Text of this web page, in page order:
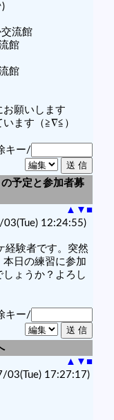
流館
館
館
お願いします
ます（≧∇≦）
キー/
予定と参加者募
▲ ▼ ■
12:24:55)
経験者です。突然
日の練習に参加
ょうか？よろし
キー/
▲ ▼ ■
03(Tue) 17:27:17)